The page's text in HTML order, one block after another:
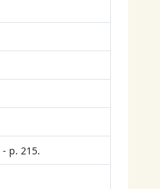
- p. 215.